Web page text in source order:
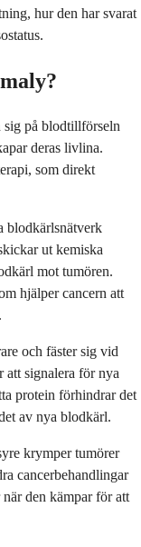
hur den har svarat
sig på blodtillförseln
deras livlina.
som direkt
blodkärlsnätverk
ut kemiska
mot tumören.
hjälper cancern att
och fäster sig vid
att signalera för nya
protein förhindrar det
av nya blodkärl.
krymper tumörer
cancerbehandlingar
den kämpar för att